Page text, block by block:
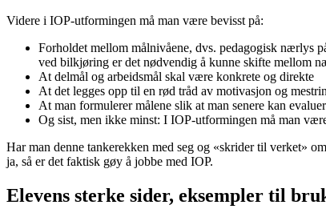
Videre i IOP-utformingen må man være bevisst på:
Forholdet mellom målnivåene, dvs. pedagogisk nærlys
ved bilkjøring er det nødvendig å kunne skifte mellom
At delmål og arbeidsmål skal være konkrete og direkte
At det legges opp til en rød tråd av motivasjon og
At man formulerer målene slik at man senere kan
Og sist, men ikke minst: I IOP-utformingen må man
Har man denne tankerekken med seg og «skrider til verket»
ja, så er det faktisk gøy å jobbe med IOP.
Elevens sterke sider, eksempler til